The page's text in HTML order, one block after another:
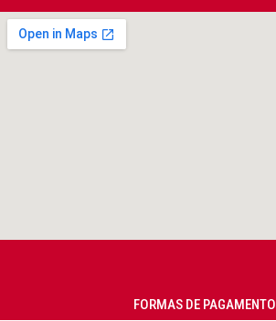
FORMAS DE PAGAMENTO